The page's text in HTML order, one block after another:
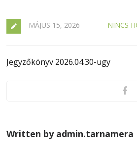
MÁJUS 15, 2026 NINCS
Jegyzőkönyv 2026.04.30-ugy
Written by admin.tarnamera